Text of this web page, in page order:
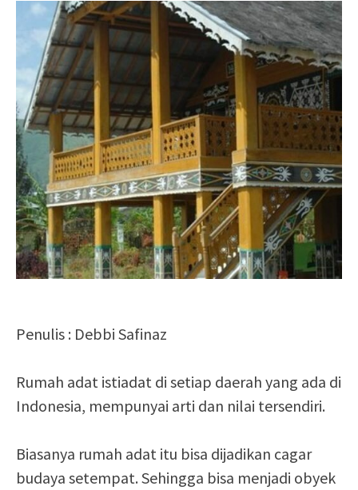
Penulis : Debbi Safinaz
Rumah adat istiadat di setiap daerah yang ada di
Indonesia, mempunyai arti dan nilai tersendiri.
Biasanya rumah adat itu bisa dijadikan cagar
budaya setempat. Sehingga bisa menjadi obyek